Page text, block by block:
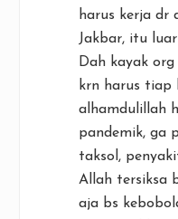
harus kerja dr
Jakbar, itu
Dah kayak
krn harus tiap
alhamdulillah
pandemik, ga
taksol,
Allah tersiksa
aja bs